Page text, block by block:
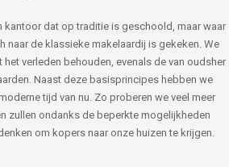
kantoor dat op traditie is geschoold, maar waar
naar de klassieke makelaardij is gekeken. We
verleden behouden, evenals de van oudsher
Naast deze basisprincipes hebben we
tijd van nu. Zo proberen we veel meer
zullen ondanks de beperkte mogelijkheden
om kopers naar onze huizen te krijgen.